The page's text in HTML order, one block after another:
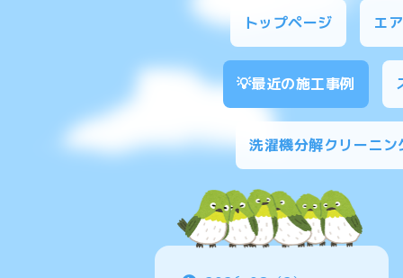
トップページ エ
💡最近の施工事例
洗濯機分解クリーニン